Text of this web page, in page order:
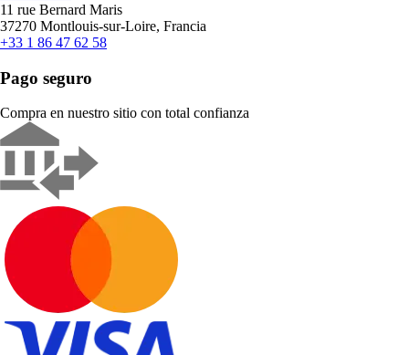
11 rue Bernard Maris
37270 Montlouis-sur-Loire, Francia
+33 1 86 47 62 58
Pago seguro
Compra en nuestro sitio con total confianza